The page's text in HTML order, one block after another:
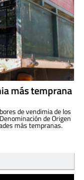
más temprana
de vendimia de los
de Origen
más tempranas.